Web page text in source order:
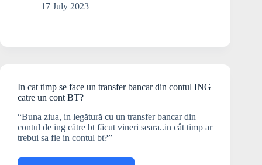
locatia
17 July 2023
In cat timp se face un transfer bancar din contul ING
catre un cont BT?
“Buna ziua, in legătură cu un transfer bancar din
contul de ing către bt făcut vineri seara..in cât timp ar
trebui sa fie in contul bt?”